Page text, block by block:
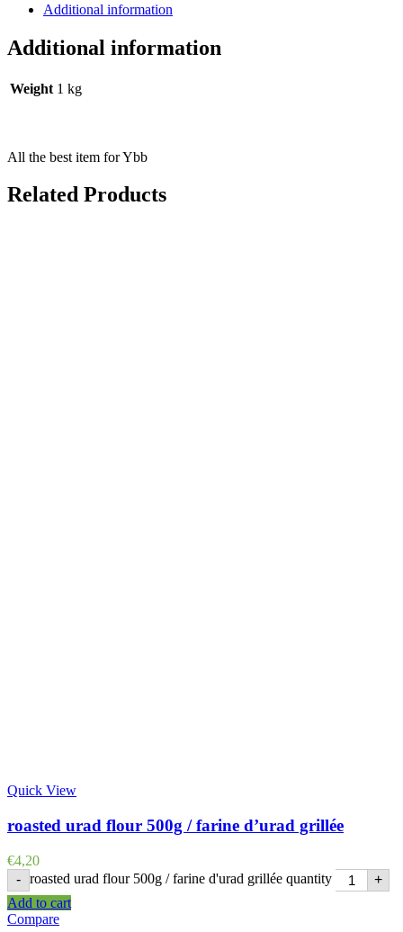
Additional information
Additional information
Weight 1 kg
All the best item for Ybb
Related Products
Quick View
roasted urad flour 500g / farine d’urad grillée
€4,20
- roasted urad flour 500g / farine d'urad grillée quantity
+
Add to cart
Compare